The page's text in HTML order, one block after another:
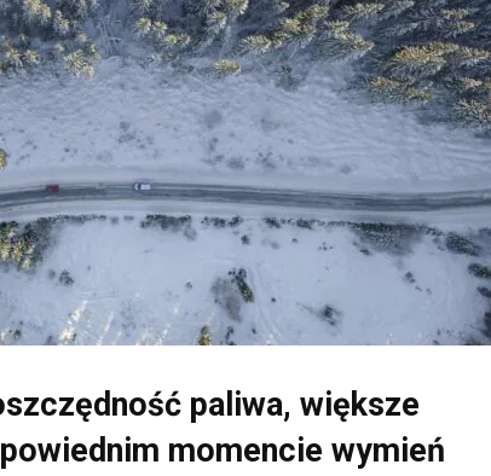
paliwa, większe
momencie wymień